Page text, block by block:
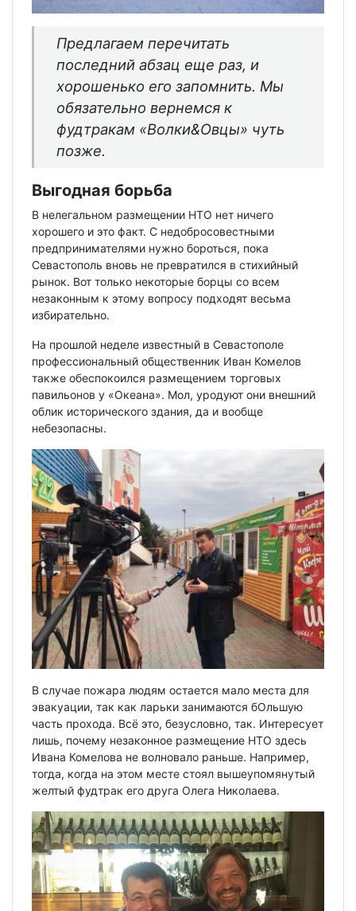
Предлагаем перечитать
последний абзац еще раз, и
хорошенько его запомнить. Мы
обязательно вернемся к
фудтракам «Волки&Овцы» чуть
позже.
Выгодная борьба
В нелегальном размещении НТО нет ничего
хорошего и это факт. С недобросовестными
предпринимателями нужно бороться, пока
Севастополь вновь не превратился в стихийный
рынок. Вот только некоторые борцы со всем
незаконным к этому вопросу подходят весьма
избирательно.
На прошлой неделе известный в Севастополе
профессиональный общественник Иван Комелов
также обеспокоился размещением торговых
павильонов у «Океана». Мол, уродуют они внешний
облик исторического здания, да и вообще
небезопасны.
В случае пожара людям остается мало места для
эвакуации, так как ларьки занимаются бОльшую
часть прохода. Всё это, безусловно, так. Интересует
лишь, почему незаконное размещение НТО здесь
Ивана Комелова не волновало раньше. Например,
тогда, когда на этом месте стоял вышеупомянутый
желтый фудтрак его друга Олега Николаева.